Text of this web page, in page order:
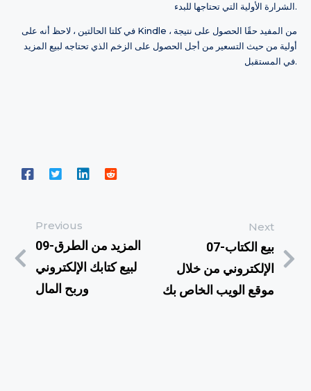
الشرارة الأولية التي تحتاجها للبدء.
في كلتا الحالتين ، لاحظ أنه على Kindle ، من المفيد حقًا الحصول على نتيجة
أولية من حيث التسعير من أجل الحصول على الزخم الذي تحتاجه لبيع المزيد
في المستقبل.
Previous
09-المزيد من الطرق
لبيع كتابك الإلكتروني
وربح المال
Next
07-بيع الكتاب
الإلكتروني من خلال
موقع الويب الخاص بك